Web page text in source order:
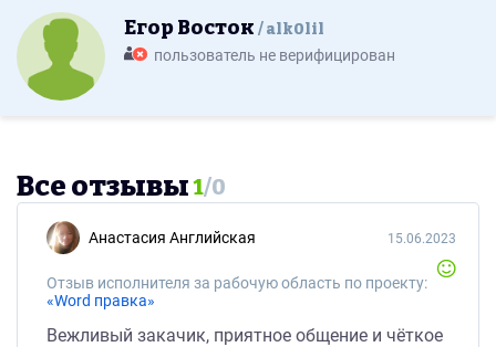
Егор Восток alk0lil
пользователь не верифицирован
Все отзывы1/0
Анастасия Английская
Отзыв исполнителя за рабочую область по проекту:
«Word правка»
15.06.2023
Вежливый закачик, приятное общение и чёткое